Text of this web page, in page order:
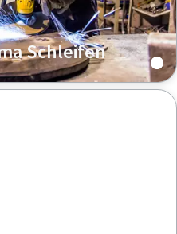
Schleifen